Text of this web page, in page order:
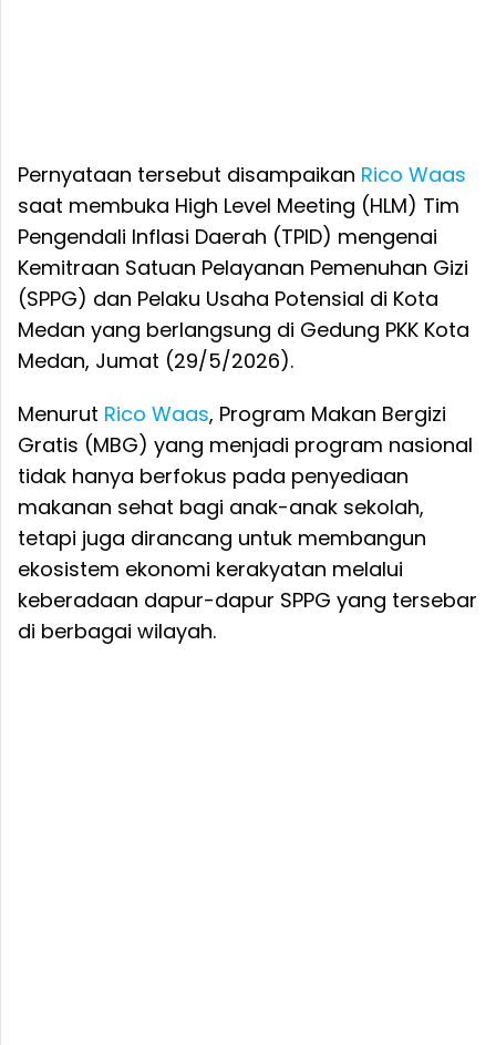
Pernyataan tersebut disampaikan Rico Waas
saat membuka High Level Meeting (HLM) Tim
Pengendali Inflasi Daerah (TPID) mengenai
Kemitraan Satuan Pelayanan Pemenuhan Gizi
(SPPG) dan Pelaku Usaha Potensial di Kota
Medan yang berlangsung di Gedung PKK Kota
Medan, Jumat (29/5/2026).
Menurut Rico Waas, Program Makan Bergizi
Gratis (MBG) yang menjadi program nasional
tidak hanya berfokus pada penyediaan
makanan sehat bagi anak-anak sekolah,
tetapi juga dirancang untuk membangun
ekosistem ekonomi kerakyatan melalui
keberadaan dapur-dapur SPPG yang tersebar
di berbagai wilayah.